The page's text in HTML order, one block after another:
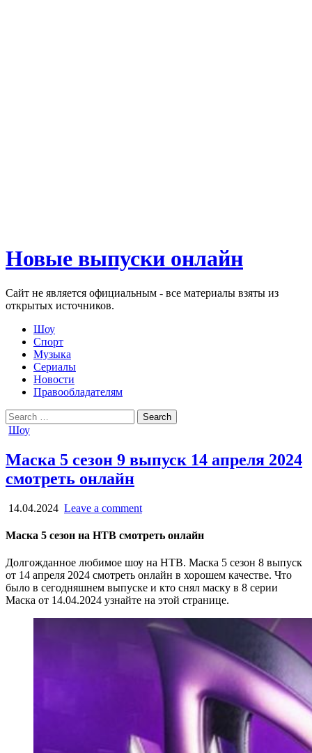
Новые выпуски онлайн
Сайт не является официальным - все материалы взяты из
открытых источников.
Шоу
Спорт
Музыка
Сериалы
Новости
Правообладателям
Search
for:
Posted
Шоу
Маска 5 сезон 9 выпуск 14 апреля 2024
смотреть онлайн
14.04.2024 Leave a comment
Маска 5 сезон на НТВ смотреть онлайн
Долгожданное любимое шоу на НТВ. Маска 5 сезон 8 выпуск
от 14 апреля 2024 смотреть онлайн в хорошем качестве. Что
было в сегодняшнем выпуске и кто снял маску в 8 серии
Маска от 14.04.2024 узнайте на этой странице.